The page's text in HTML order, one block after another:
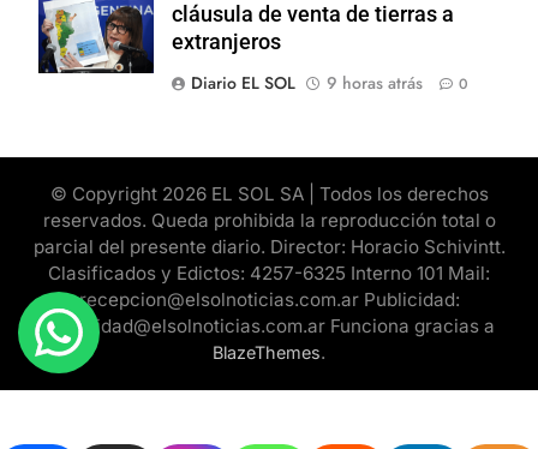
cláusula de venta de tierras a
extranjeros
Diario EL SOL
9 horas atrás 0
© Copyright 2026 EL SOL SA | Todos los derechos
reservados. Queda prohibida la reproducción total o
parcial del presente diario. Director: Horacio Schivintt.
Clasificados y Edictos: 4257-6325 Interno 101 Mail:
recepcion@elsolnoticias.com.ar Publicidad:
publicidad@elsolnoticias.com.ar Funciona gracias a
BlazeThemes.